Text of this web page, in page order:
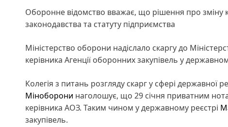
Оборонне відомство вважає, що рішення про
законодавства та статуту підприємства
Міністерство оборони надіслало скаргу до
керівника Агенції оборонних закупівель у
Колегія з питань розгляду скарг у сфері державної
Міноборони наголошує, що 29 січня приватним
керівника АОЗ. Таким чином у державному реєстрі
закупівель.